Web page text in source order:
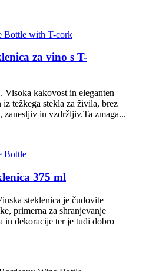
za vino s T-
Visoka kakovost in eleganten
iz težkega stekla za živila, brez
zanesljiv in vzdržljiv.Ta zmaga...
375 ml
steklenica je čudovite
primerna za shranjevanje
in dekoracije ter je tudi dobro